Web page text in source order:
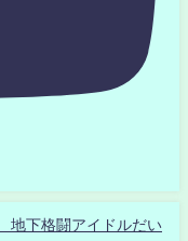
下格闘アイドルだい